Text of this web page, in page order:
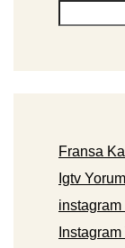
Fransa
Igtv